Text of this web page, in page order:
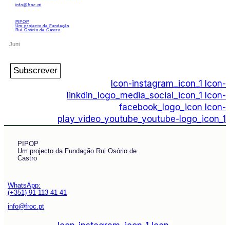
info@froc.pt
PIPOP
Um projecto da Fundação
Rui Osório de Castro
Subscrever
Icon-instagram_icon_1 Icon-
linkdin_logo_media_social_icon_1 Icon-
facebook_logo_icon Icon-
play_video_youtube_youtube-logo_icon_1
PIPOP
Um projecto da Fundação Rui Osório de
Castro
WhatsApp:
(+351) 91 113 41 41
info@froc.pt